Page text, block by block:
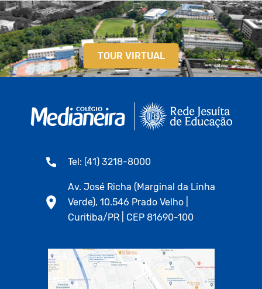
TOUR VIRTUAL
Tel: (41) 3218-8000
Av. José Richa (Marginal da Linha
Verde), 10.546 Prado Velho |
Curitiba/PR | CEP 81690-100